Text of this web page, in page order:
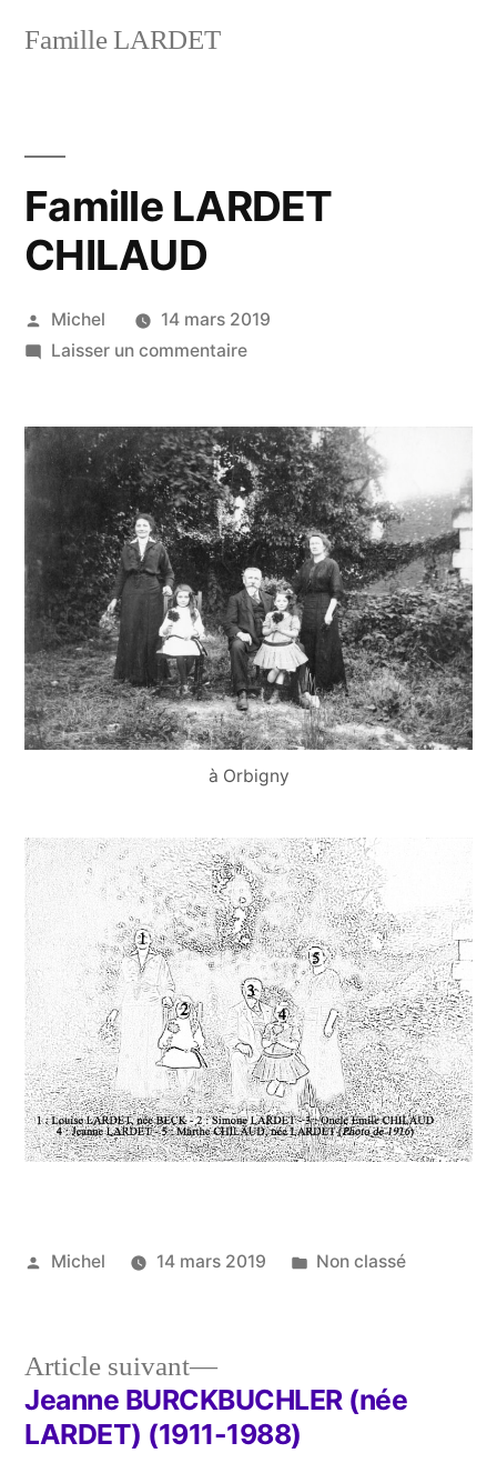
Famille LARDET
Famille LARDET
CHILAUD
Publié
par
Michel
14 mars 2019
Laisser un commentairesur
CHILAUD
à Orbigny
Publié
Michel 14 mars 2019
Publié
Non classé
Navigation
Article suivant
Article
suivant :
Jeanne BURCKBUCHLER (née
LARDET) (1911-1988)